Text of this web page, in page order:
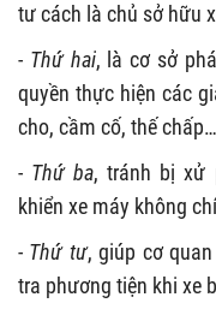
tư cách là chủ sở hữu
- Thứ hai, là cơ sở
quyền thực hiện các
cho, cầm cố, thế
- Thứ ba, tránh bị xử
khiển xe máy không
- Thứ tư, giúp cơ
tra phương tiện khi xe